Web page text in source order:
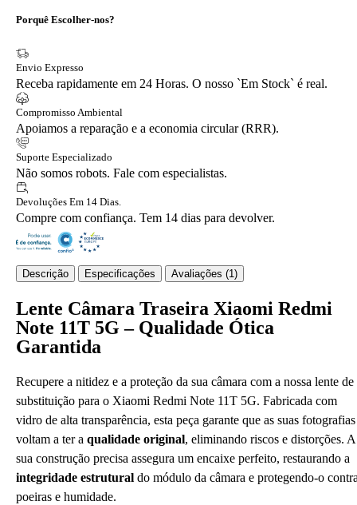
Porquê Escolher-nos?
Envio Expresso
Receba rapidamente em 24 Horas. O nosso `Em Stock` é real.
Compromisso Ambiental
Apoiamos a reparação e a economia circular (RRR).
Suporte Especializado
Não somos robots. Fale com especialistas.
Devoluções Em 14 Dias.
Compre com confiança. Tem 14 dias para devolver.
Descrição Especificações Avaliações (1)
Lente Câmara Traseira Xiaomi Redmi
Note 11T 5G – Qualidade Ótica
Garantida
Recupere a nitidez e a proteção da sua câmara com a nossa lente de
substituição para o Xiaomi Redmi Note 11T 5G. Fabricada com
vidro de alta transparência, esta peça garante que as suas fotografias
voltam a ter a qualidade original, eliminando riscos e distorções. A
sua construção precisa assegura um encaixe perfeito, restaurando a
integridade estrutural do módulo da câmara e protegendo-o
poeiras e humidade.